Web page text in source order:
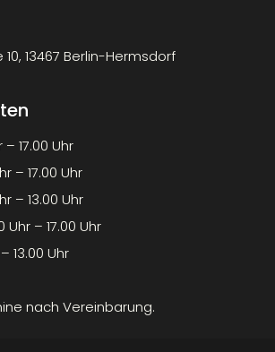
13467 Berlin-Hermsdorf
17.00 Uhr
– 17.00 Uhr
– 13.00 Uhr
– 17.00 Uhr
13.00 Uhr
nach Vereinbarung.